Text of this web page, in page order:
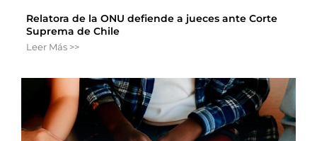
Relatora de la ONU defiende a jueces ante Corte
Suprema de Chile
Leer Más >>